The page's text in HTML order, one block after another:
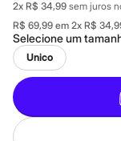
Feminino
Em alta
Inverno
Alfaiataria
Novidades
Roupas
Blusas e
Básicos
Calças
2x R$ 34,99 sem juros
R$ 69,99 em 2x R$
Selecione um
Unico